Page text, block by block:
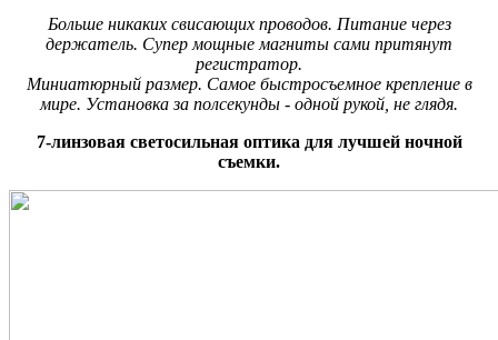
Больше никаких свисающих проводов. Питание через
держатель. Супер мощные магниты сами притянут
регистратор.
Миниатюрный размер. Самое быстросъемное крепление в
мире. Установка за полсекунды - одной рукой, не глядя.
7-линзовая светосильная оптика для лучшей ночной
съемки.